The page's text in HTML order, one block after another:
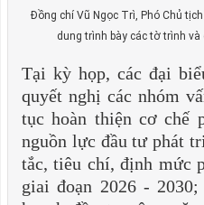
Đồng chí Vũ Ngọc Trì, Phó Chủ
dung trình bày các tờ trình
Tại kỳ họp, các đại
quyết nghị các nhóm
tục hoàn thiện cơ chế
nguồn lực đầu tư phát
tắc, tiêu chí, định mức
giai đoạn 2026 -